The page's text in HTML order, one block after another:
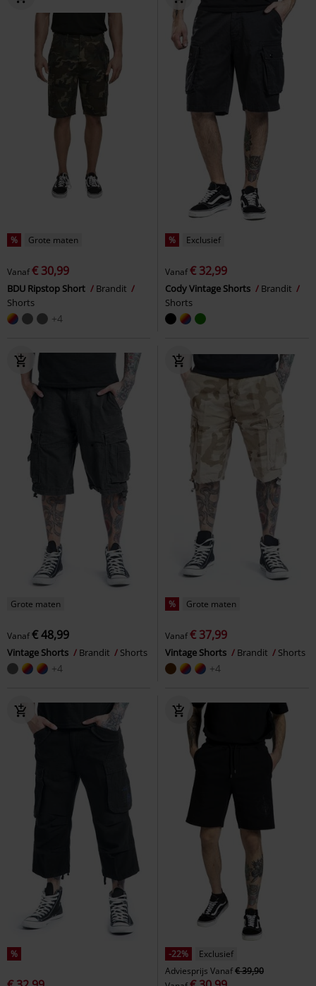
% Grote maten
Vanaf€ 30,99
BDU Ripstop Short
Brandit
Shorts
+4
% Exclusief
Vanaf€ 32,99
Cody Vintage Shorts
Brandit
Shorts
Grote maten
Vanaf€ 48,99
Vintage Shorts Brandit Shorts
+4
% Grote maten
Vanaf€ 37,99
Vintage Shorts Brandit Shorts
+4
% -22%
Exclusief
Adviesprijs Vanaf€ 39,90